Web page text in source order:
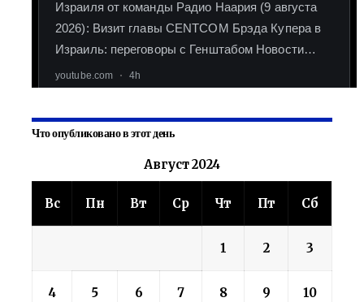
Что опубликовано в этот день
Август 2024
Вс Пн Вт Ср Чт Пт Сб
1 2 3
4 5 6 7 8 9 10